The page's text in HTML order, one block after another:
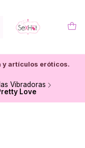
y artículos eróticos.
Vibradoras
Love